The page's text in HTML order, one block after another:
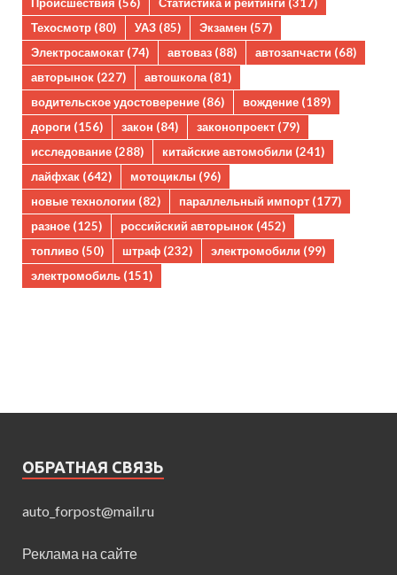
Происшествия (56) Статистика и рейтинги (317)
Техосмотр (80) УАЗ (85) Экзамен (57)
Электросамокат (74) автоваз (88) автозапчасти (68)
авторынок (227) автошкола(81)
водительское удостоверение (86) вождение (189)
дороги (156) закон (84) законопроект (79)
исследование (288) китайские автомобили (241)
лайфхак (642) мотоциклы (96)
новые технологии (82) параллельный импорт (177)
разное (125) российский авторынок (452)
топливо (50) штраф (232) электромобили (99)
электромобиль (151)
ОБРАТНАЯ СВЯЗЬ
auto_forpost@mail.ru
Реклама на сайте